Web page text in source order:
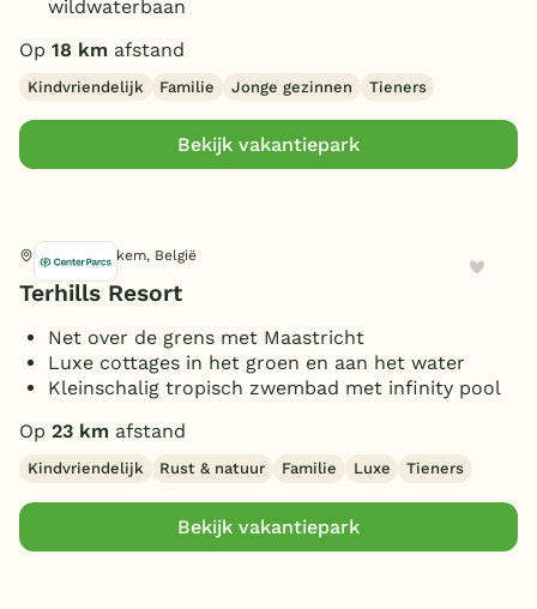
wildwaterbaan
Op 18 km afstand
Kindvriendelijk Familie Jonge gezinnen Tieners
Bekijk vakantiepark
Dilsen-Stokkem, België
Terhills Resort
Net over de grens met Maastricht
Luxe cottages in het groen en aan het water
Kleinschalig tropisch zwembad met infinity pool
Op 23 km afstand
Kindvriendelijk Rust & natuur Familie Luxe Tieners
Bekijk vakantiepark